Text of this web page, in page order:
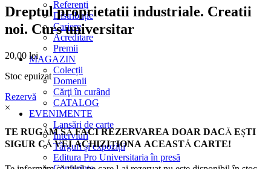
Referenți
Distribuție
Cariere
Acreditare
Premii
MAGAZIN
Colecții
Domenii
Cărţi în curând
CATALOG
EVENIMENTE
Lansări de carte
Interviuri
Târguri și expoziții
Editura Pro Universitaria în presă
Dreptul proprietatii industriale. Creatii
noi. Curs universitar
20,00 lei
Stoc epuizat
Rezervă
×
TE RUGĂM SĂ FACI REZERVAREA DOAR DACĂ EŞTI
SIGUR CĂ VEI ACHIZIŢIONA ACEASTĂ CARTE!